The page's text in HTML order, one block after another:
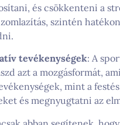
és csökkenteni a
szintén
tevékenységek: A
azt a mozgásformát,
mint a
és megnyugtatni az